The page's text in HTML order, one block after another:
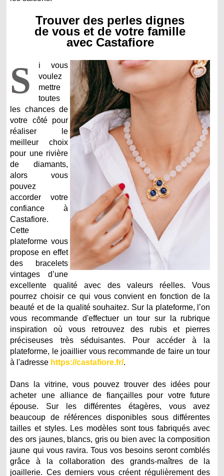
Trouver des perles dignes
de vous et de votre famille
avec Castafiore
S
i vous
voulez
mettre
toutes
les chances de
votre côté pour
réaliser le
meilleur choix
pour une rivière
de diamants,
alors vous
pouvez
accorder votre
confiance à
Castafiore.
Cette
plateforme vous
propose en effet
des bracelets
vintages d’une
excellente qualité avec des valeurs réelles. Vous
pourrez choisir ce qui vous convient en fonction de la
beauté et de la qualité souhaitez. Sur la plateforme, l’on
vous recommande d'effectuer un tour sur la rubrique
inspiration où vous retrouvez des rubis et pierres
préciseuses très séduisantes. Pour accéder à la
plateforme, le joaillier vous recommande de faire un tour
à l'adresse https://castafiore.fr/.
Dans la vitrine, vous pouvez trouver des idées pour
acheter une alliance de fiançailles pour votre future
épouse. Sur les différentes étagères, vous avez
beaucoup de références disponibles sous différentes
tailles et styles. Les modèles sont tous fabriqués avec
des ors jaunes, blancs, gris ou bien avec la composition
jaune qui vous ravira. Tous vos besoins seront comblés
grâce à la collaboration des grands-maîtres de la
joaillerie. Ces derniers vous créent régulièrement des